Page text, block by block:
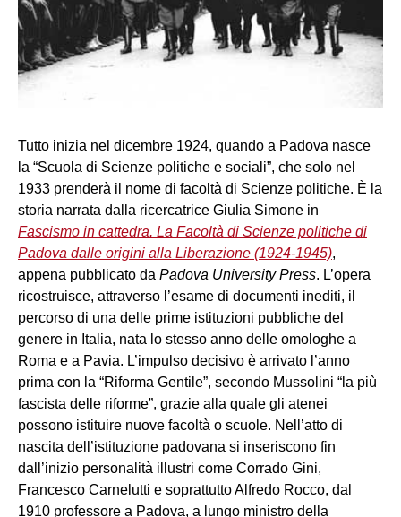
Tutto inizia nel dicembre 1924, quando a Padova nasce
la “Scuola di Scienze politiche e sociali”, che solo nel
1933 prenderà il nome di facoltà di Scienze politiche. È la
storia narrata dalla ricercatrice Giulia Simone in
Fascismo in cattedra. La Facoltà di Scienze politiche di
Padova dalle origini alla Liberazione (1924-1945),
appena pubblicato da Padova University Press. L’opera
ricostruisce, attraverso l’esame di documenti inediti, il
percorso di una delle prime istituzioni pubbliche del
genere in Italia, nata lo stesso anno delle omologhe a
Roma e a Pavia. L’impulso decisivo è arrivato l’anno
prima con la “Riforma Gentile”, secondo Mussolini “la più
fascista delle riforme”, grazie alla quale gli atenei
possono istituire nuove facoltà o scuole. Nell’atto di
nascita dell’istituzione padovana si inseriscono fin
dall’inizio personalità illustri come Corrado Gini,
Francesco Carnelutti e soprattutto Alfredo Rocco, dal
1910 professore a Padova, a lungo ministro della